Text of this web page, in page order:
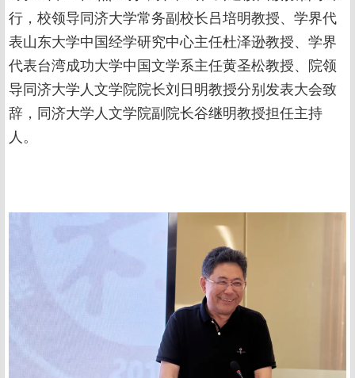
行，校领导同济大学常务副校长吕培明教授、学界代
表山东大学中国经学研究中心主任杜泽逊教授、学界
代表台湾成功大学中国文学系主任黄圣松教授、院领
导同济大学人文学院院长刘日明教授分别发表大会致
辞，同济大学人文学院副院长谷继明教授担任主持
人。